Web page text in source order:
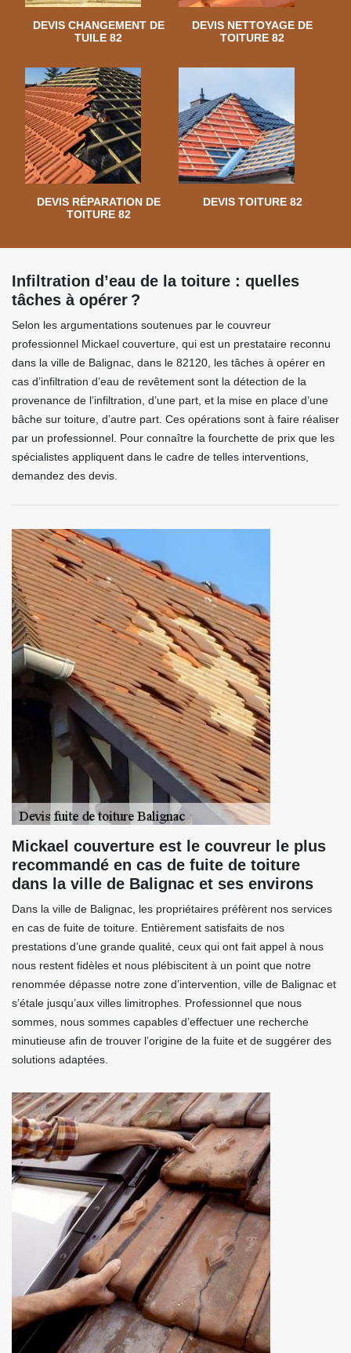
DEVIS CHANGEMENT DE
TUILE 82
DEVIS NETTOYAGE DE
TOITURE 82
DEVIS RÉPARATION DE
TOITURE 82
DEVIS TOITURE 82
Infiltration d’eau de la toiture : quelles
tâches à opérer ?
Selon les argumentations soutenues par le couvreur
professionnel Mickael couverture, qui est un prestataire reconnu
dans la ville de Balignac, dans le 82120, les tâches à opérer en
cas d’infiltration d’eau de revêtement sont la détection de la
provenance de l’infiltration, d’une part, et la mise en place d’une
bâche sur toiture, d’autre part. Ces opérations sont à faire réaliser
par un professionnel. Pour connaître la fourchette de prix que les
spécialistes appliquent dans le cadre de telles interventions,
demandez des devis.
Mickael couverture est le couvreur le plus
recommandé en cas de fuite de toiture
dans la ville de Balignac et ses environs
Dans la ville de Balignac, les propriétaires préfèrent nos services
en cas de fuite de toiture. Entièrement satisfaits de nos
prestations d’une grande qualité, ceux qui ont fait appel à nous
nous restent fidèles et nous plébiscitent à un point que notre
renommée dépasse notre zone d’intervention, ville de Balignac et
s’étale jusqu’aux villes limitrophes. Professionnel que nous
sommes, nous sommes capables d’effectuer une recherche
minutieuse afin de trouver l’origine de la fuite et de suggérer des
solutions adaptées.